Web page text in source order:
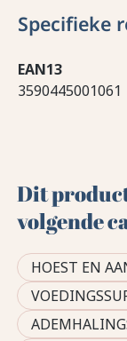
Specifieke
EAN13
3590445001061
Dit
volgende
HOEST EN